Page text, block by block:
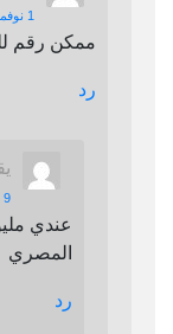
1 نوفمبر، 2021 الساعة 12:28 م
ممكن رقم
رد
9 أبريل، 2022 الساعة 9:48 ص
عندي
المصري
رد